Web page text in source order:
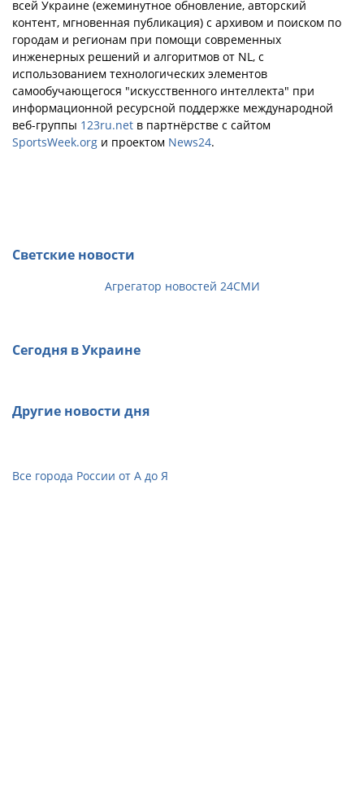
всей Украине (ежеминутное обновление, авторский
контент, мгновенная публикация) с архивом и поиском по
городам и регионам при помощи современных
инженерных решений и алгоритмов от NL, с
использованием технологических элементов
самообучающегося "искусственного интеллекта" при
информационной ресурсной поддержке международной
веб-группы 123ru.net в партнёрстве с сайтом
SportsWeek.org и проектом News24.
Светские новости
Агрегатор новостей 24СМИ
Сегодня в Украине
Другие новости дня
Все города России от А до Я